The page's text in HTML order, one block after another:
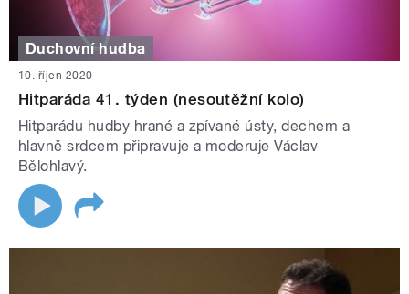
Duchovní hudba
10. říjen 2020
Hitparáda 41. týden (nesoutěžní kolo)
Hitparádu hudby hrané a zpívané ústy, dechem a
hlavně srdcem připravuje a moderuje Václav
Bělohlavý.